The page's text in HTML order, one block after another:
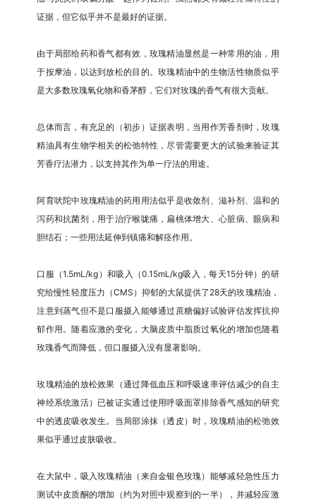
证据，但它似乎并不是最好的证据。
由于局部给药和香气都有效，玫瑰精油显然是一种常用的油，用
于按摩油，以达到放松的目的。玫瑰精油中的生物活性物质似乎
是大多数玫瑰氧化物和香茅醇，它们对玫瑰的香气有很大贡献。
总体而言，有充足的（初步）证据表明，当用作芳香剂时，玫瑰
精油具有生物学相关的松弛特性，尽管需要更大的试验来验证其
芳香疗法潜力，以支持其作为单一疗法的用途。
阿育吠陀中玫瑰精油的药用用法似乎是收敛剂、滋补剂、温和的
泻药和抗菌剂，用于治疗喉咙痛，扁桃体增大、心脏病、眼病和
胆结石；一些用法延伸到镇痛和解痉作用。
口服（1.5mL/kg）和吸入（0.15mL/kg吸入，每天15分钟）的研
究给慢性轻度压力​​（CMS）抑郁的大鼠提供了28天的玫瑰精油，
注意到蒸气但不是口服摄入能够通过蔗糖偏好试验评估发挥抗抑
郁作用。随着应激的变化，大脑皮质中脂质过氧化的增加也随着
玫瑰香气而降低，但口服摄入没有显著影响。
玫瑰精油的放松效果（通过降低血压和呼吸速率评估减少的自主
神经系统激活）已被证实通过使用呼吸面罩排除香气感知的研究
中的透皮吸收发生。当局部涂抹（透皮）时，玫瑰精油的松弛效
果似乎通过皮肤吸收。
在大鼠中，吸入玫瑰精油（来自金银色玫瑰）能够减轻急性压力
测试中皮质酮的增加（约为对照中观察到的一半），并减轻应激